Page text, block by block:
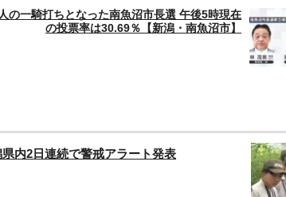
の一騎打ちとなった南魚沼市長選 午後5時現在
の投票率は30.69％【新潟・南魚沼市】
内2日連続で警戒アラート発表